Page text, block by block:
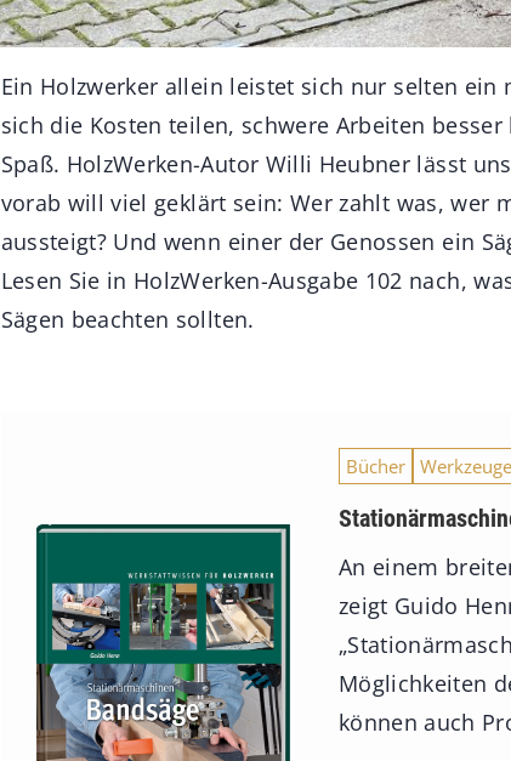
Ein Holzwerker allein leistet sich nur selten ein
sich die Kosten teilen, schwere Arbeiten
Spaß. HolzWerken-Autor Willi Heubner lässt
vorab will viel geklärt sein: Wer zahlt was, wer
aussteigt? Und wenn einer der Genossen ein
Lesen Sie in HolzWerken-Ausgabe 102 nach,
Sägen beachten sollten.
Bücher
An einem
zeigt Guido
Möglichkeiten
können auch